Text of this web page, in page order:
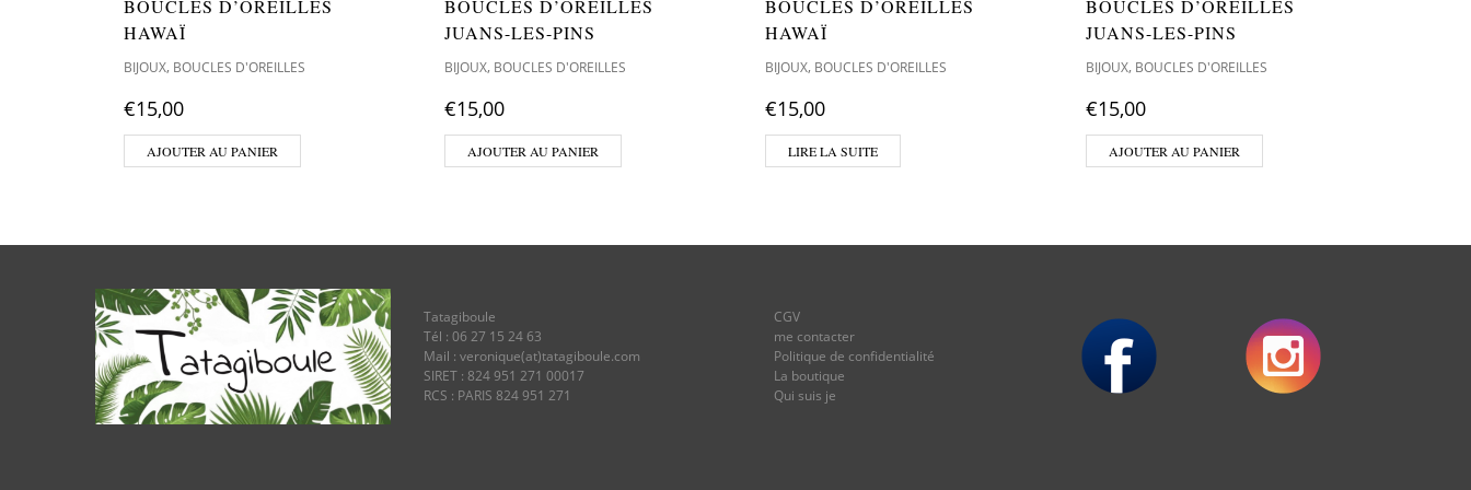
BOUCLES D’OREILLES
HAWAÏ
BIJOUX, BOUCLES D'OREILLES
€15,00
AJOUTER AU PANIER
BOUCLES D’OREILLES
JUANS-LES-PINS
BIJOUX, BOUCLES D'OREILLES
€15,00
AJOUTER AU PANIER
BOUCLES D’OREILLES
HAWAÏ
BIJOUX, BOUCLES D'OREILLES
€15,00
LIRE LA SUITE
BOUCLES D’OREILLES
JUANS-LES-PINS
BIJOUX, BOUCLES D'OREILLES
€15,00
AJOUTER AU PANIER
Tatagiboule
Tél : 06 27 15 24 63
Mail : veronique(at)tatagiboule.com
SIRET : 824 951 271 00017
RCS : PARIS 824 951 271
CGV
me contacter
Politique de confidentialité
La boutique
Qui suis je